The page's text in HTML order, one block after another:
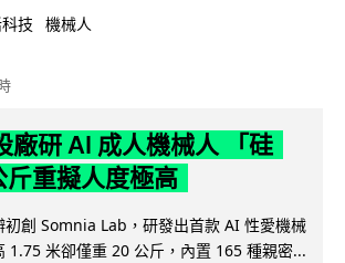
技 機械人
廠研 AI 成人機械人 「硅
重擬人度極高
初創 Somnia Lab，研發出首款 AI 性愛機械
1.75 米卻僅重 20 公斤，內置 165 種親密...